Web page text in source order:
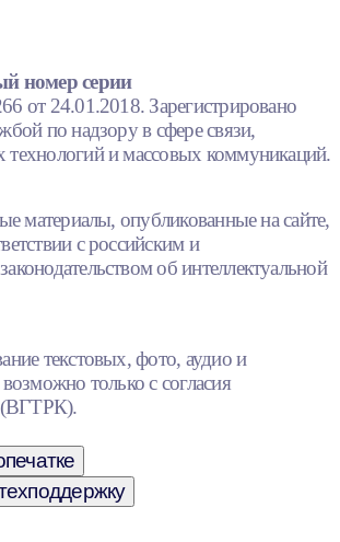
номер серии
от 24.01.2018. Зарегистрировано
по надзору в сфере связи,
и массовых коммуникаций.
материалы, опубликованные на сайте,
с российским и
об интеллектуальной
текстовых, фото, аудио и
только с согласия
(ВГТРК).